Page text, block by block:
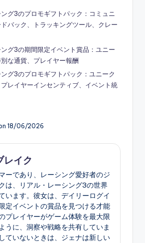
ング3のプロモギフトパック：コミュニ
バック、トラッキングツール、クレー
ング3の期間限定イベント賞品：ユニー
な通貨、プレイヤー報酬
グ3のプロモギフトパック：ユニーク
レイヤーインセンティブ、イベント統
18/06/2026
レイク
ーであり、レーシング愛好者のジ
は、リアル・レーシング3の世界
います。彼女は、デイリーログイ
定イベントの賞品を見つける才能
プレイヤーがゲーム体験を最大限
うに、洞察や戦略を共有していま
ていないときは、ジェナは新しい